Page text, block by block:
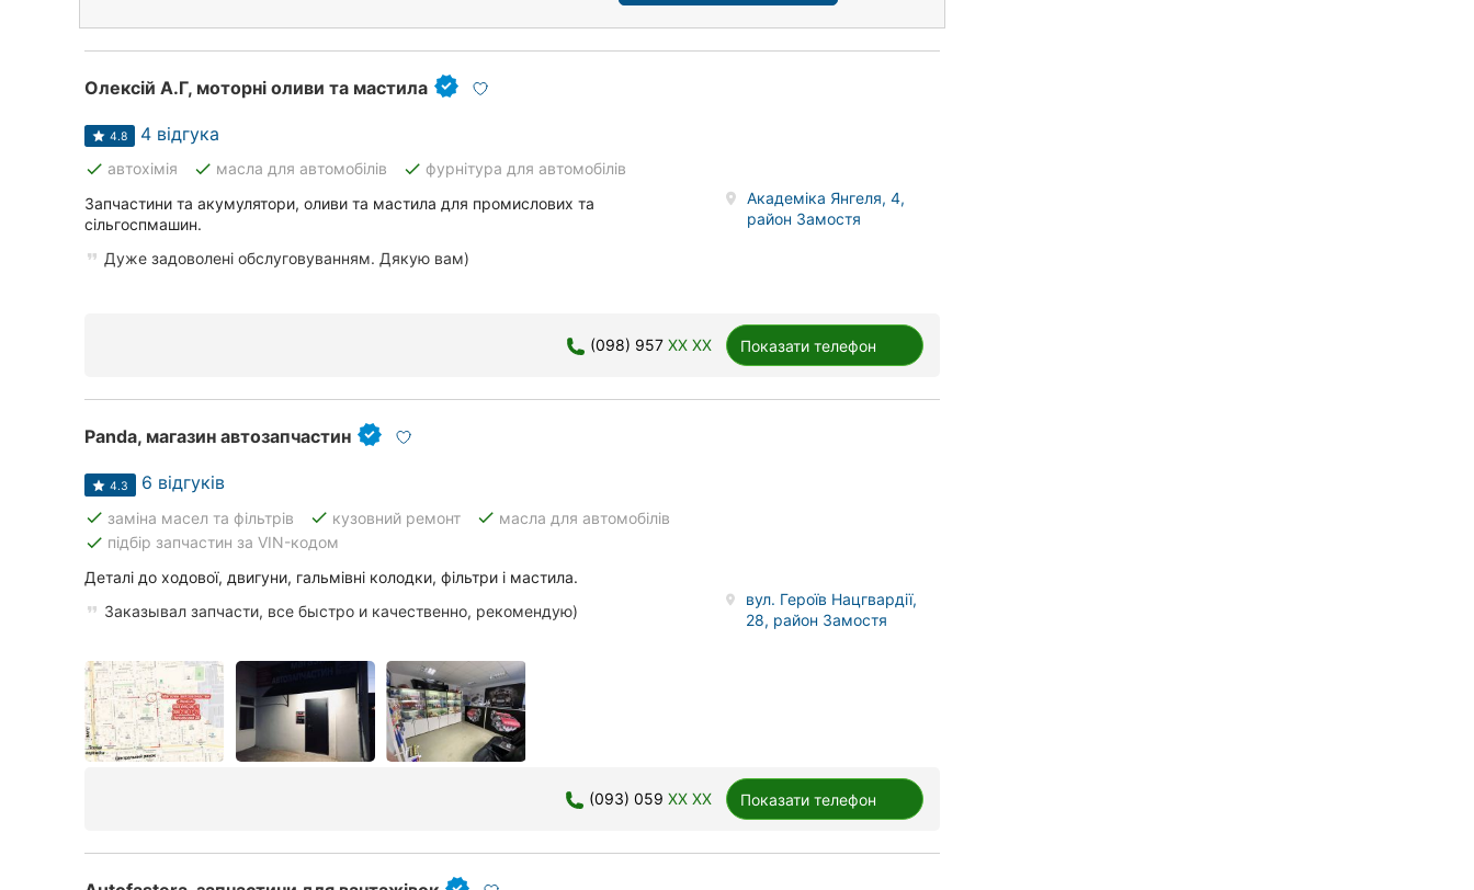
Олексій А.Г, моторні оливи та мастила
4.8 4 відгука
done автохімія done масла для автомобілів done фурнітура для автомобілів
Запчастини та акумулятори, оливи та мастила для промислових та
сільгоспмашин.
Дуже задоволені обслуговуванням. Дякую вам)
Академіка Янгеля, 4,
район Замостя
(098) 957 XX XX Показати телефон
Panda, магазин автозапчастин
4.3 6 відгуків
done заміна масел та фільтрів done кузовний ремонт done масла для автомобілів
done підбір запчастин за VIN-кодом
Деталі до ходової, двигуни, гальмівні колодки, фільтри і мастила.
Заказывал запчасти, все быстро и качественно, рекомендую)
вул. Героїв Нацгвардії,
28, район Замостя
(093) 059 XX XX Показати телефон